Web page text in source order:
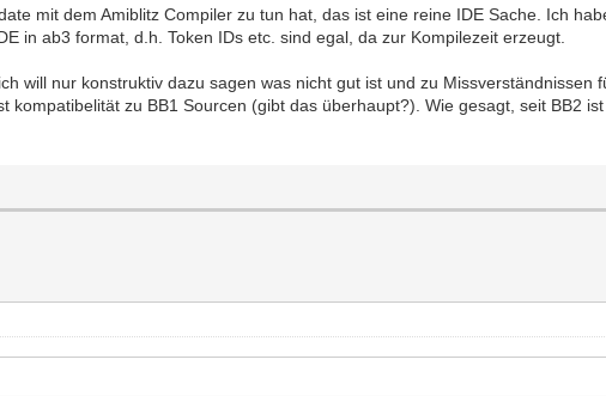
mit dem Amiblitz Compiler zu tun hat, das ist eine reine IDE Sache. Ich
in ab3 format, d.h. Token IDs etc. sind egal, da zur Kompilezeit erzeugt.
will nur konstruktiv dazu sagen was nicht gut ist und zu
kompatibelität zu BB1 Sourcen (gibt das überhaupt?). Wie gesagt, seit BB2